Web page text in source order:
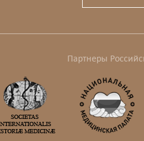
Партнеры